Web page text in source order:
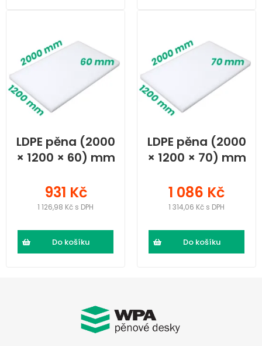
LDPE pěna (2000
× 1200 × 60) mm
931 Kč
1 126,98 Kč s DPH
Do košíku
LDPE pěna (2000
× 1200 × 70) mm
1 086 Kč
1 314,06 Kč s DPH
Do košíku